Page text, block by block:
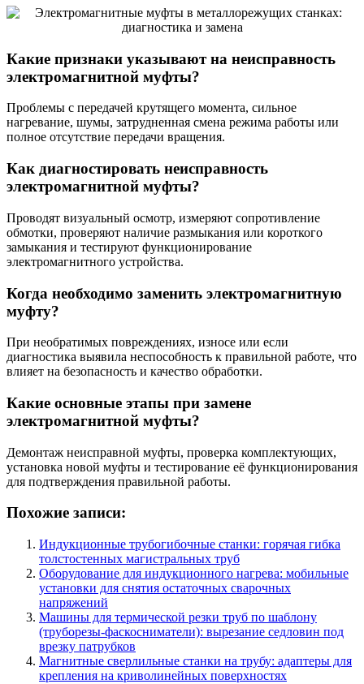
Какие признаки указывают на неисправность
электромагнитной муфты?
Проблемы с передачей крутящего момента, сильное
нагревание, шумы, затрудненная смена режима работы или
полное отсутствие передачи вращения.
Как диагностировать неисправность
электромагнитной муфты?
Проводят визуальный осмотр, измеряют сопротивление
обмотки, проверяют наличие размыкания или короткого
замыкания и тестируют функционирование
электромагнитного устройства.
Когда необходимо заменить электромагнитную
муфту?
При необратимых повреждениях, износе или если
диагностика выявила неспособность к правильной работе, что
влияет на безопасность и качество обработки.
Какие основные этапы при замене
электромагнитной муфты?
Демонтаж неисправной муфты, проверка комплектующих,
установка новой муфты и тестирование её функционирования
для подтверждения правильной работы.
Похожие записи:
Индукционные трубогибочные станки: горячая гибка
толстостенных магистральных труб
Оборудование для индукционного нагрева: мобильные
установки для снятия остаточных сварочных
напряжений
Машины для термической резки труб по шаблону
(труборезы-фаскосниматели): вырезание седловин под
врезку патрубков
Магнитные сверлильные станки на трубу: адаптеры для
крепления на криволинейных поверхностях